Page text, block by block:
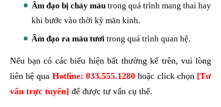
Âm đạo bị chảy máu trong quá trình mang thai hay
khi bước vào thời kỳ mãn kinh.
Âm đạo ra máu tươi trong quá trình quan hệ.
Nếu bạn có các biểu hiện bất thường kể trên, vui lòng
liên hệ qua Hotline:033.555.1280 hoặc click chọn [Tư
vấn trực tuyến] để được tư vấn cụ thể.